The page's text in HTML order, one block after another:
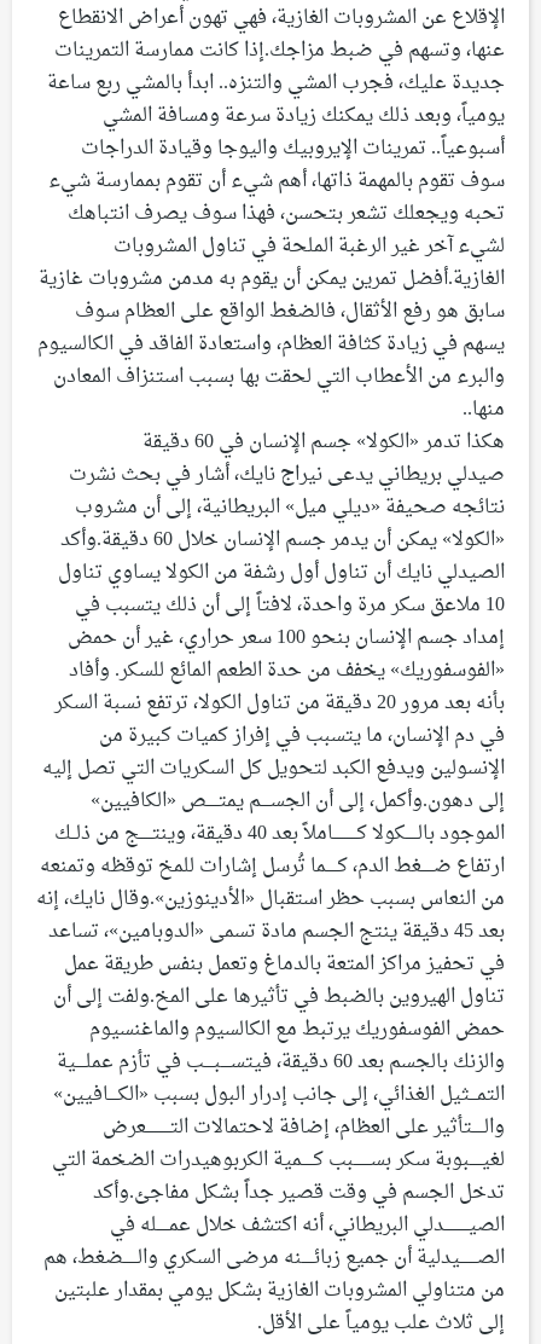
الإقلاع عن المشروبات الغازية، فهي تهون أعراض الانقطاع
عنها، وتسهم في ضبط مزاجك.إذا كانت ممارسة التمرينات
جديدة عليك، فجرب المشي والتنزه.. ابدأ بالمشي ربع ساعة
يومياً، وبعد ذلك يمكنك زيادة سرعة ومسافة المشي
أسبوعياً.. تمرينات الإيروبيك واليوجا وقيادة الدراجات
سوف تقوم بالمهمة ذاتها، أهم شيء أن تقوم بممارسة شيء
تحبه ويجعلك تشعر بتحسن، فهذا سوف يصرف انتباهك
لشيء آخر غير الرغبة الملحة في تناول المشروبات
الغازية.أفضل تمرين يمكن أن يقوم به مدمن مشروبات غازية
سابق هو رفع الأثقال، فالضغط الواقع على العظام سوف
يسهم في زيادة كثافة العظام، واستعادة الفاقد في الكالسيوم
والبرء من الأعطاب التي لحقت بها بسبب استنزاف المعادن
منها..
هكذا تدمر «الكولا» جسم الإنسان في 60 دقيقة
صيدلي بريطاني يدعى نيراج نايك، أشار في بحث نشرت
نتائجه صحيفة «ديلي ميل» البريطانية، إلى أن مشروب
«الكولا» يمكن أن يدمر جسم الإنسان خلال 60 دقيقة.وأكد
الصيدلي نايك أن تناول أول رشفة من الكولا يساوي تناول
10 ملاعق سكر مرة واحدة، لافتاً إلى أن ذلك يتسبب في
إمداد جسم الإنسان بنحو 100 سعر حراري، غير أن حمض
«الفوسفوريك» يخفف من حدة الطعم المائع للسكر. وأفاد
بأنه بعد مرور 20 دقيقة من تناول الكولا، ترتفع نسبة السكر
في دم الإنسان، ما يتسبب في إفراز كميات كبيرة من
الإنسولين ويدفع الكبد لتحويل كل السكريات التي تصل إليه
إلى دهون.وأكمل، إلى أن الجســــم يمتـــــص «الكافيين»
الموجود بالـــــكولا كــــــــــاملاً بعد 40 دقيقة، وينتـــــج من ذلــك
ارتفاع ضـــــغط الدم، كـــــما تُرسل إشارات للمخ توقظه وتمنعه
من النعاس بسبب حظر استقبال «الأدينوزين».وقال نايك، إنه
بعد 45 دقيقة ينتج الجسم مادة تسمى «الدوبامين»، تساعد
في تحفيز مراكز المتعة بالدماغ وتعمل بنفس طريقة عمل
تناول الهيروين بالضبط في تأثيرها على المخ.ولفت إلى أن
حمض الفوسفوريك يرتبط مع الكالسيوم والماغنسيوم
والزنك بالجسم بعد 60 دقيقة، فيتســــبــــب في تأزم عملــــية
التمـــثيل الغذائي، إلى جانب إدرار البول بسبب «الكــــافيين»
والـــــتأثير على العظام، إضافة لاحتمالات التــــــــــعرض
لغيـــــبوبة سكر بســـــــبب كـــــمية الكربوهيدرات الضخمة التي
تدخل الجسم في وقت قصير جداً بشكل مفاجئ.وأكد
الصيــــــــــدلي البريطاني، أنه اكتشف خلال عمـــــله في
الصـــــــيدلية أن جميع زبائـــــنه مرضى السكري والــــــضغط، هم
من متناولي المشروبات الغازية بشكل يومي بمقدار علبتين
إلى ثلاث علب يومياً على الأقل.